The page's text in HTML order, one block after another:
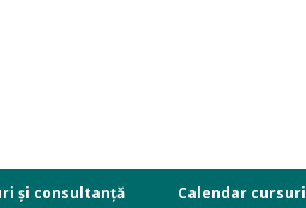
și consultanță Calendar cursuri